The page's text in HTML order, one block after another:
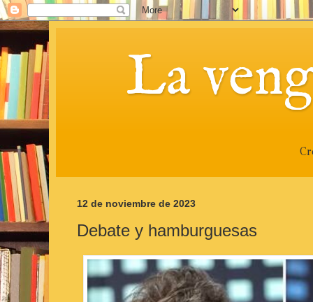
La
12 de noviembre de 2023
Debate y hamburguesas